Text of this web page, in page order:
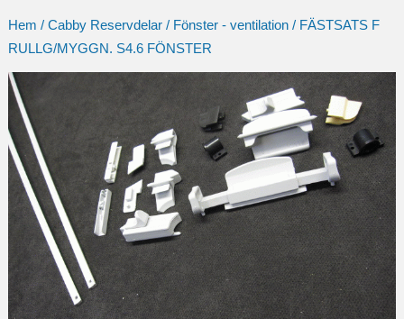
Hem / Cabby Reservdelar/ Fönster - ventilation/ FÄSTSATS F
RULLG/MYGGN. S4.6 FÖNSTER